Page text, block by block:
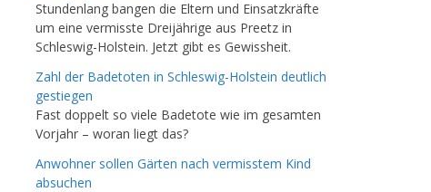
Stundenlang bangen die Eltern und Einsatzkräfte
um eine vermisste Dreijährige aus Preetz in
Schleswig-Holstein. Jetzt gibt es Gewissheit.
Zahl der Badetoten in Schleswig-Holstein deutlich
gestiegen
Fast doppelt so viele Badetote wie im gesamten
Vorjahr – woran liegt das?
Anwohner sollen Gärten nach vermisstem Kind
absuchen